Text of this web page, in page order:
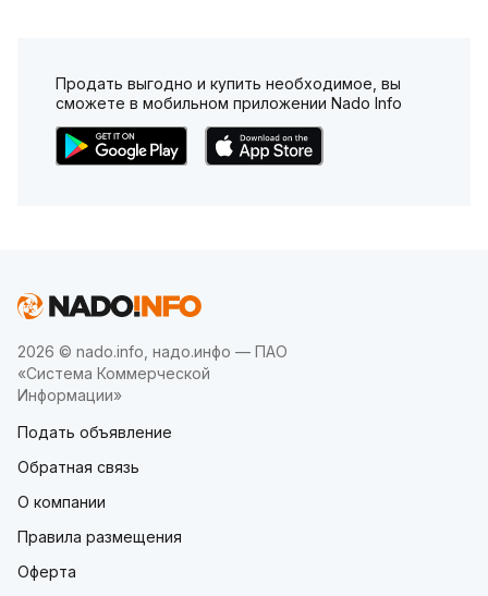
Продать выгодно и купить необходимое, вы
сможете в мобильном приложении Nado Info
2026 © nado.info, надо.инфо — ПАО
«Система Коммерческой
Информации»
Подать объявление
Обратная связь
О компании
Правила размещения
Оферта